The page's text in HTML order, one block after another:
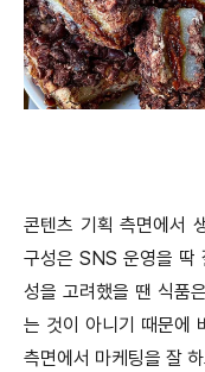
콘텐츠 기획 측면에서
구성은 SNS 운영을 딱
성을 고려했을 땐 식품
는 것이 아니기 때문에
측면에서 마케팅을 잘